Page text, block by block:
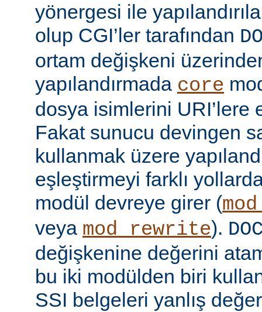
yönergesi ile
olup CGI’ler tarafından
ortam değişkeni
yapılandırmada core
dosya isimlerini URI’lere
Fakat sunucu devingen
kullanmak üzere
eşleştirmeyi farklı
modül devreye girer (
veya mod_rewrite).
değişkenine değerini
bu iki modülden biri
SSI belgeleri yanlış